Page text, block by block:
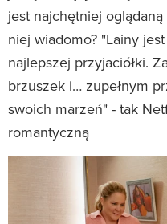
jest najchętniej
niej wiadomo? "Lainy
najlepszej przyjaciółki.
brzuszek i… zupełnym
swoich marzeń" - tak
romantyczną